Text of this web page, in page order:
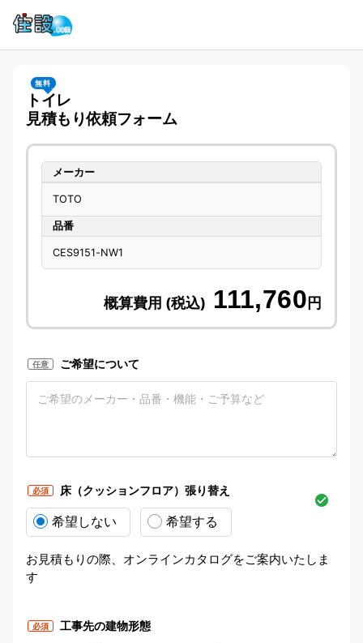
無料
トイレ
見積もり依頼フォーム
メーカー
TOTO
品番
CES9151-NW1
概算費用 (税込) 111,760円
任意 ご希望について
必須 床（クッションフロア）張り替え
希望しない 希望する
お見積もりの際、オンラインカタログをご案内いたしま
す
必須 工事先の建物形態